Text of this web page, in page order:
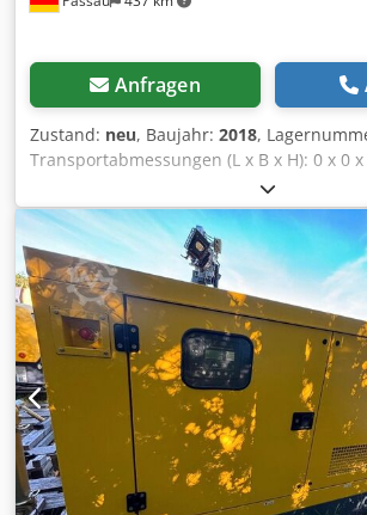
Anfragen
Zustand: neu, Baujahr: 2018,
Transportabmessungen (L x B x H): 0 x 0
40 kVA / 32 kW Motor: Deutz BF4M2011
Stamford S1L2-K Abmessungen: 2.030 x
(LxBxH)Gewicht: 940 kg Anschlüsse: 1x
16A 3-phasig Chodjzkz E Tspfx Ahfsa 3